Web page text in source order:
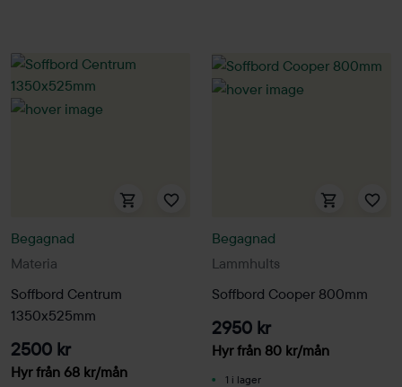
Materia
Begagnad
Soffbord Centrum
1350x525mm
2500 kr
Hyr från 68 kr/mån
Lammhults
Begagnad
Soffbord Cooper 800mm
2950 kr
Hyr från 80 kr/mån
1 i lager